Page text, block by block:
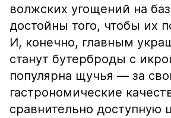
волжских угощений на
достойны того, чтобы их
И, конечно, главным
станут бутерброды с
популярна щучья — за
гастрономические
сравнительно доступную